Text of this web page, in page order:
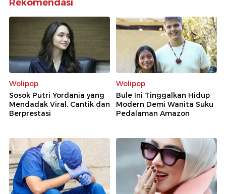
Rekomendasi
Wolipop
Sosok Putri Yordania yang
Mendadak Viral, Cantik dan
Berprestasi
Wolipop
Bule Ini Tinggalkan Hidup
Modern Demi Wanita Suku
Pedalaman Amazon